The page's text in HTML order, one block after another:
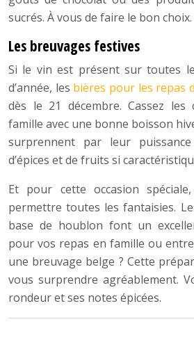
sucrés. À vous de faire le bon choix.
Les breuvages festives
Si le vin est présent sur toutes
d’année, les bières pour les repas
dès le 21 décembre. Cassez les
famille avec une bonne boisson
surprennent par leur
d’épices et de fruits si
Et pour cette occasion
permettre toutes les fantaisies.
base de houblon font un
pour vos repas en famille ou
une breuvage belge ? Cette
vous surprendre agréablement.
rondeur et ses notes épicées.